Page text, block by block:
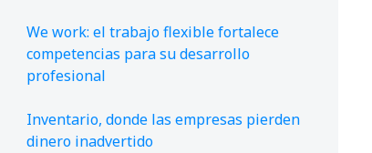
We work: el trabajo flexible fortalece
competencias para su desarrollo
profesional
Inventario, donde las empresas pierden
dinero inadvertido